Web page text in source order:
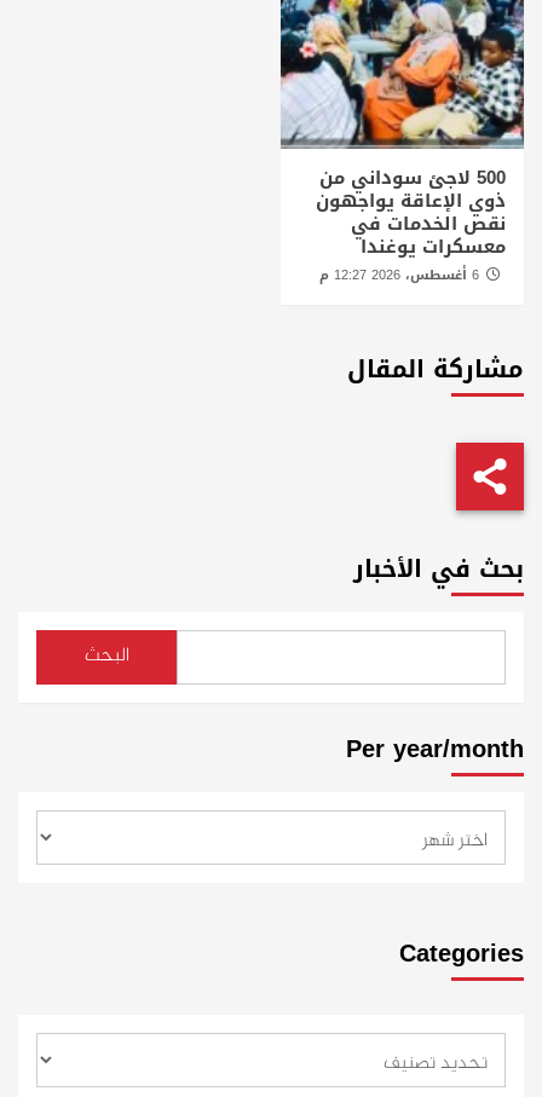
500 لاجئ سوداني من
ذوي الإعاقة يواجهون
نقص الخدمات في
معسكرات يوغندا
مشاركة المقال
بحث في الأخبار
البحث
Per year/month
Categories